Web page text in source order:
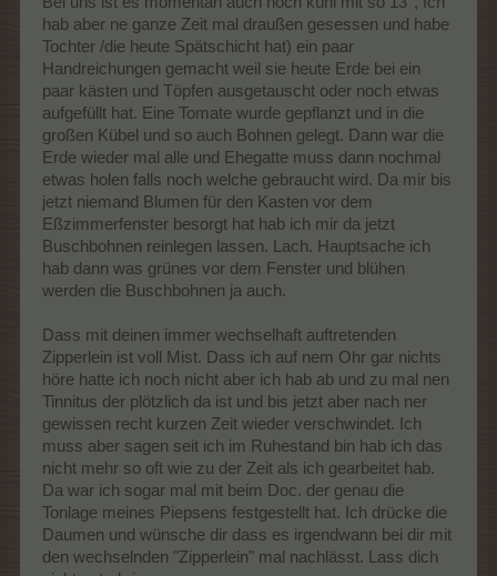
hab aber ne ganze Zeit mal draußen gesessen und habe
Tochter /die heute Spätschicht hat) ein paar
Handreichungen gemacht weil sie heute Erde bei ein
paar kästen und Töpfen ausgetauscht oder noch etwas
aufgefüllt hat. Eine Tomate wurde gepflanzt und in die
großen Kübel und so auch Bohnen gelegt. Dann war die
Erde wieder mal alle und Ehegatte muss dann nochmal
etwas holen falls noch welche gebraucht wird. Da mir bis
jetzt niemand Blumen für den Kasten vor dem
Eßzimmerfenster besorgt hat hab ich mir da jetzt
Buschbohnen reinlegen lassen. Lach. Hauptsache ich
hab dann was grünes vor dem Fenster und blühen
werden die Buschbohnen ja auch.
Dass mit deinen immer wechselhaft auftretenden
Zipperlein ist voll Mist. Dass ich auf nem Ohr gar nichts
höre hatte ich noch nicht aber ich hab ab und zu mal nen
Tinnitus der plötzlich da ist und bis jetzt aber nach ner
gewissen recht kurzen Zeit wieder verschwindet. Ich
muss aber sagen seit ich im Ruhestand bin hab ich das
nicht mehr so oft wie zu der Zeit als ich gearbeitet hab.
Da war ich sogar mal mit beim Doc. der genau die
Tonlage meines Piepsens festgestellt hat. Ich drücke die
Daumen und wünsche dir dass es irgendwann bei dir mit
den wechselnden "Zipperlein" mal nachlässt. Lass dich